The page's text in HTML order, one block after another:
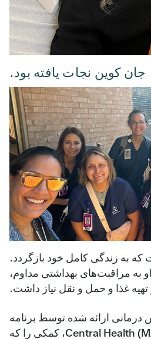
جان کوین نجات یافته بود.
که به زندگی کامل خود بازگردد.
به مراقبت‌های بهداشتی مداوم،
غذا و حمل و نقل نیاز داشت.
ارائه شده توسط برنامه
دسترسی پزشکی Central Health (MAP)، کمکی را که